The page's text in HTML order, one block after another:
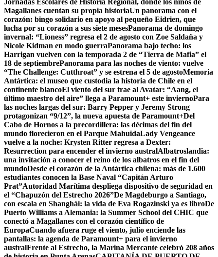
Jornadas Escolares de Historia Regional, donde los niños de
Magallanes cuentan su propia historiaUn panorama con el
corazón: bingo solidario en apoyo al pequeño Eidrien, que
lucha por su corazón a sus siete mesesPanorama de domingo
invernal: “Lioness” regresa el 2 de agosto con Zoe Saldaña y
Nicole Kidman en modo guerraPanorama bajo techo: los
Harrigan vuelven con la temporada 2 de “Tierra de Mafia” el
18 de septiembrePanorama para las noches de viento: vuelve
“The Challenge: Cutthroat” y se estrena el 5 de agostoMemoria
Antártica: el museo que custodia la historia de Chile en el
continente blancoEl viento del sur trae al Avatar: “Aang, el
último maestro del aire” llega a Paramount+ este inviernoPara
las noches largas del sur: Barry Pepper y Jeremy Strong
protagonizan “9/12”, la nueva apuesta de Paramount+Del
Cabo de Hornos a la precordillera: las décimas del fin del
mundo florecieron en el Parque MahuidaLady Vengeance
vuelve a la noche: Krysten Ritter regresa a Dexter:
Resurrection para encender el invierno australAlbatroslandia:
una invitación a conocer el reino de los albatros en el fin del
mundoDesde el corazón de la Antártica chilena: más de 1.600
estudiantes conocen la Base Naval “Capitán Arturo
Prat”Autoridad Marítima despliega dispositivo de seguridad en
el “Chapuzón del Estrecho 2026”De Magdeburgo a Santiago,
con escala en Shanghái: la vida de Eva Rogazinski ya es libroDe
Puerto Williams a Alemania: la Summer School del CHIC que
conectó a Magallanes con el corazón científico de
EuropaCuando afuera ruge el viento, julio enciende las
pantallas: la agenda de Paramount+ para el invierno
australFrente al Estrecho, la Marina Mercante celebró 208 años